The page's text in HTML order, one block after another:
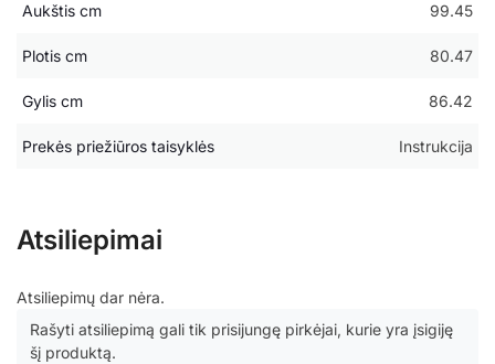
Aukštis cm 99.45
Plotis cm 80.47
Gylis cm 86.42
Prekės priežiūros taisyklės Instrukcija
Atsiliepimai
Atsiliepimų dar nėra.
Rašyti atsiliepimą gali tik prisijungę pirkėjai, kurie yra įsigiję
šį produktą.